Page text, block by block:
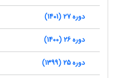
دوره 27 (1401)
دوره 26 (1400)
دوره 25 (1399)